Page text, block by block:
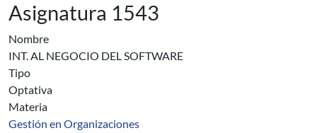
Asignatura 1543
Nombre
INT. AL NEGOCIO DEL SOFTWARE
Tipo
Optativa
Materia
Gestión en Organizaciones